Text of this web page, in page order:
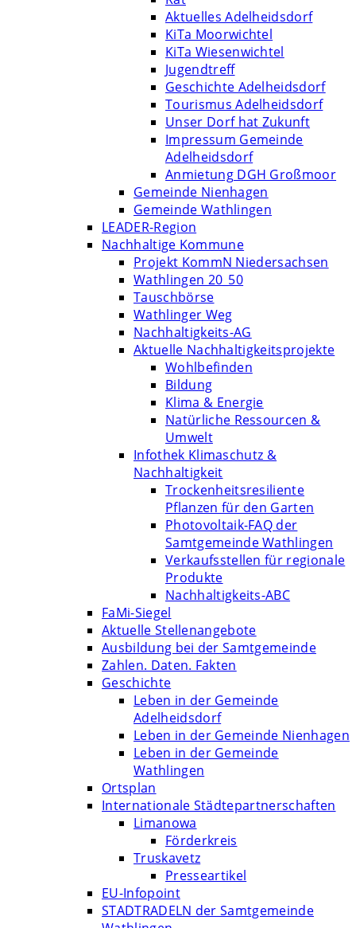
Aktuelles Adelheidsdorf
KiTa Moorwichtel
KiTa Wiesenwichtel
Jugendtreff
Geschichte Adelheidsdorf
Tourismus Adelheidsdorf
Unser Dorf hat Zukunft
Impressum Gemeinde
Adelheidsdorf
Anmietung DGH Großmoor
Gemeinde Nienhagen
Gemeinde Wathlingen
LEADER-Region
Nachhaltige Kommune
Projekt KommN Niedersachsen
Wathlingen 20_50
Tauschbörse
Wathlinger Weg
Nachhaltigkeits-AG
Aktuelle Nachhaltigkeitsprojekte
Wohlbefinden
Bildung
Klima & Energie
Natürliche Ressourcen &
Umwelt
Infothek Klimaschutz &
Nachhaltigkeit
Trockenheitsresiliente
Pflanzen für den Garten
Photovoltaik-FAQ der
Samtgemeinde Wathlingen
Verkaufsstellen für regionale
Produkte
Nachhaltigkeits-ABC
FaMi-Siegel
Aktuelle Stellenangebote
Ausbildung bei der Samtgemeinde
Zahlen. Daten. Fakten
Geschichte
Leben in der Gemeinde
Adelheidsdorf
Leben in der Gemeinde Nienhagen
Leben in der Gemeinde
Wathlingen
Ortsplan
Internationale Städtepartnerschaften
Limanowa
Förderkreis
Truskavetz
Presseartikel
EU-Infopoint
STADTRADELN der Samtgemeinde